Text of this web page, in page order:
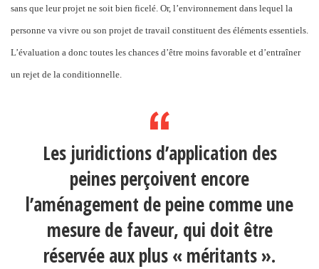
sans que leur projet ne soit bien ficelé. Or, l’environnement dans lequel la
personne va vivre ou son projet de travail constituent des éléments essentiels.
L’évaluation a donc toutes les chances d’être moins favorable et d’entraîner
un rejet de la conditionnelle.
Les juridictions d’application des
peines perçoivent encore
l’aménagement de peine comme une
mesure de faveur, qui doit être
réservée aux plus « méritants ».